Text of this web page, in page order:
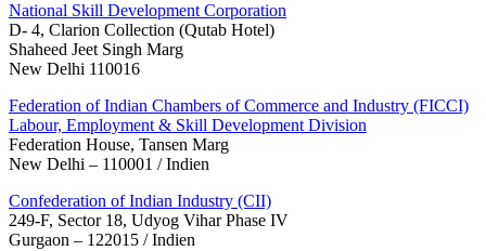
National Skill Development Corporation
D- 4, Clarion Collection (Qutab Hotel)
Shaheed Jeet Singh Marg
New Delhi 110016
Federation of Indian Chambers of Commerce and Industry (FICCI)
Labour, Employment & Skill Development Division
Federation House, Tansen Marg
New Delhi – 110001 / Indien
Confederation of Indian Industry (CII)
249-F, Sector 18, Udyog Vihar Phase IV
Gurgaon – 122015 / Indien